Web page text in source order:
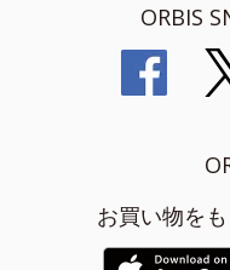
ORBIS
お買い物を